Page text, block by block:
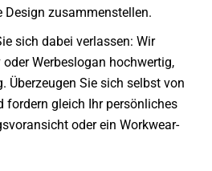
zusammenstellen.
sich dabei verlassen: Wir
Werbeslogan hochwertig,
Überzeugen Sie sich selbst von
fordern gleich Ihr persönliches
oder ein Workwear-